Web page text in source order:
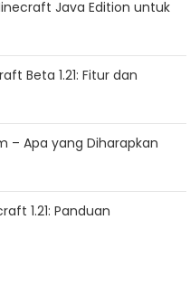
Java Edition untuk
Beta 1.21: Fitur dan
– Apa yang Diharapkan
1.21: Panduan